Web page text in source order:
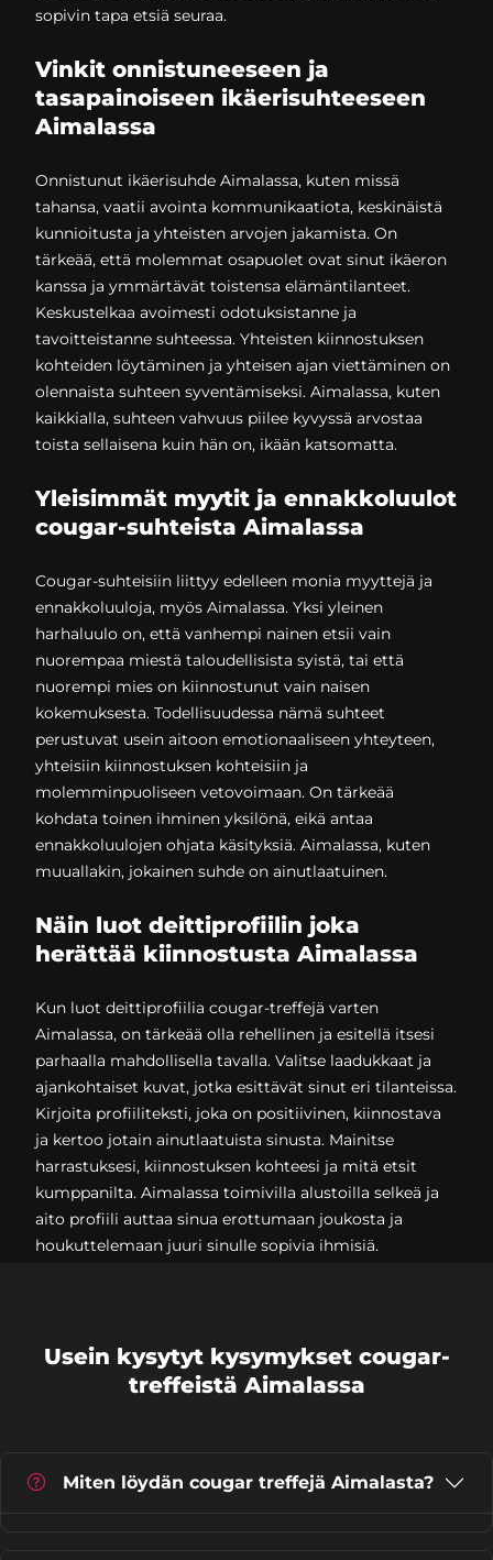
sopivin tapa etsiä seuraa.
Vinkit onnistuneeseen ja
tasapainoiseen ikäerisuhteeseen
Aimalassa
Onnistunut ikäerisuhde Aimalassa, kuten missä
tahansa, vaatii avointa kommunikaatiota, keskinäistä
kunnioitusta ja yhteisten arvojen jakamista. On
tärkeää, että molemmat osapuolet ovat sinut ikäeron
kanssa ja ymmärtävät toistensa elämäntilanteet.
Keskustelkaa avoimesti odotuksistanne ja
tavoitteistanne suhteessa. Yhteisten kiinnostuksen
kohteiden löytäminen ja yhteisen ajan viettäminen on
olennaista suhteen syventämiseksi. Aimalassa, kuten
kaikkialla, suhteen vahvuus piilee kyvyssä arvostaa
toista sellaisena kuin hän on, ikään katsomatta.
Yleisimmät myytit ja ennakkoluulot
cougar-suhteista Aimalassa
Cougar-suhteisiin liittyy edelleen monia myyttejä ja
ennakkoluuloja, myös Aimalassa. Yksi yleinen
harhaluulo on, että vanhempi nainen etsii vain
nuorempaa miestä taloudellisista syistä, tai että
nuorempi mies on kiinnostunut vain naisen
kokemuksesta. Todellisuudessa nämä suhteet
perustuvat usein aitoon emotionaaliseen yhteyteen,
yhteisiin kiinnostuksen kohteisiin ja
molemminpuoliseen vetovoimaan. On tärkeää
kohdata toinen ihminen yksilönä, eikä antaa
ennakkoluulojen ohjata käsityksiä. Aimalassa, kuten
muuallakin, jokainen suhde on ainutlaatuinen.
Näin luot deittiprofiilin joka
herättää kiinnostusta Aimalassa
Kun luot deittiprofiilia cougar-treffejä varten
Aimalassa, on tärkeää olla rehellinen ja esitellä itsesi
parhaalla mahdollisella tavalla. Valitse laadukkaat ja
ajankohtaiset kuvat, jotka esittävät sinut eri tilanteissa.
Kirjoita profiiliteksti, joka on positiivinen, kiinnostava
ja kertoo jotain ainutlaatuista sinusta. Mainitse
harrastuksesi, kiinnostuksen kohteesi ja mitä etsit
kumppanilta. Aimalassa toimivilla alustoilla selkeä ja
aito profiili auttaa sinua erottumaan joukosta ja
houkuttelemaan juuri sinulle sopivia ihmisiä.
Usein kysytyt kysymykset cougar-
treffeistä Aimalassa
Miten löydän cougar treffejä Aimalasta?